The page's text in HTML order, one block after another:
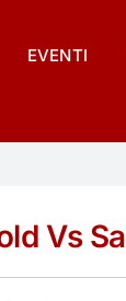
EVENTI
Vs